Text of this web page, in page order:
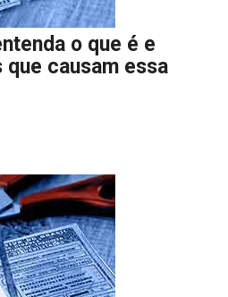
o que é e
causam essa